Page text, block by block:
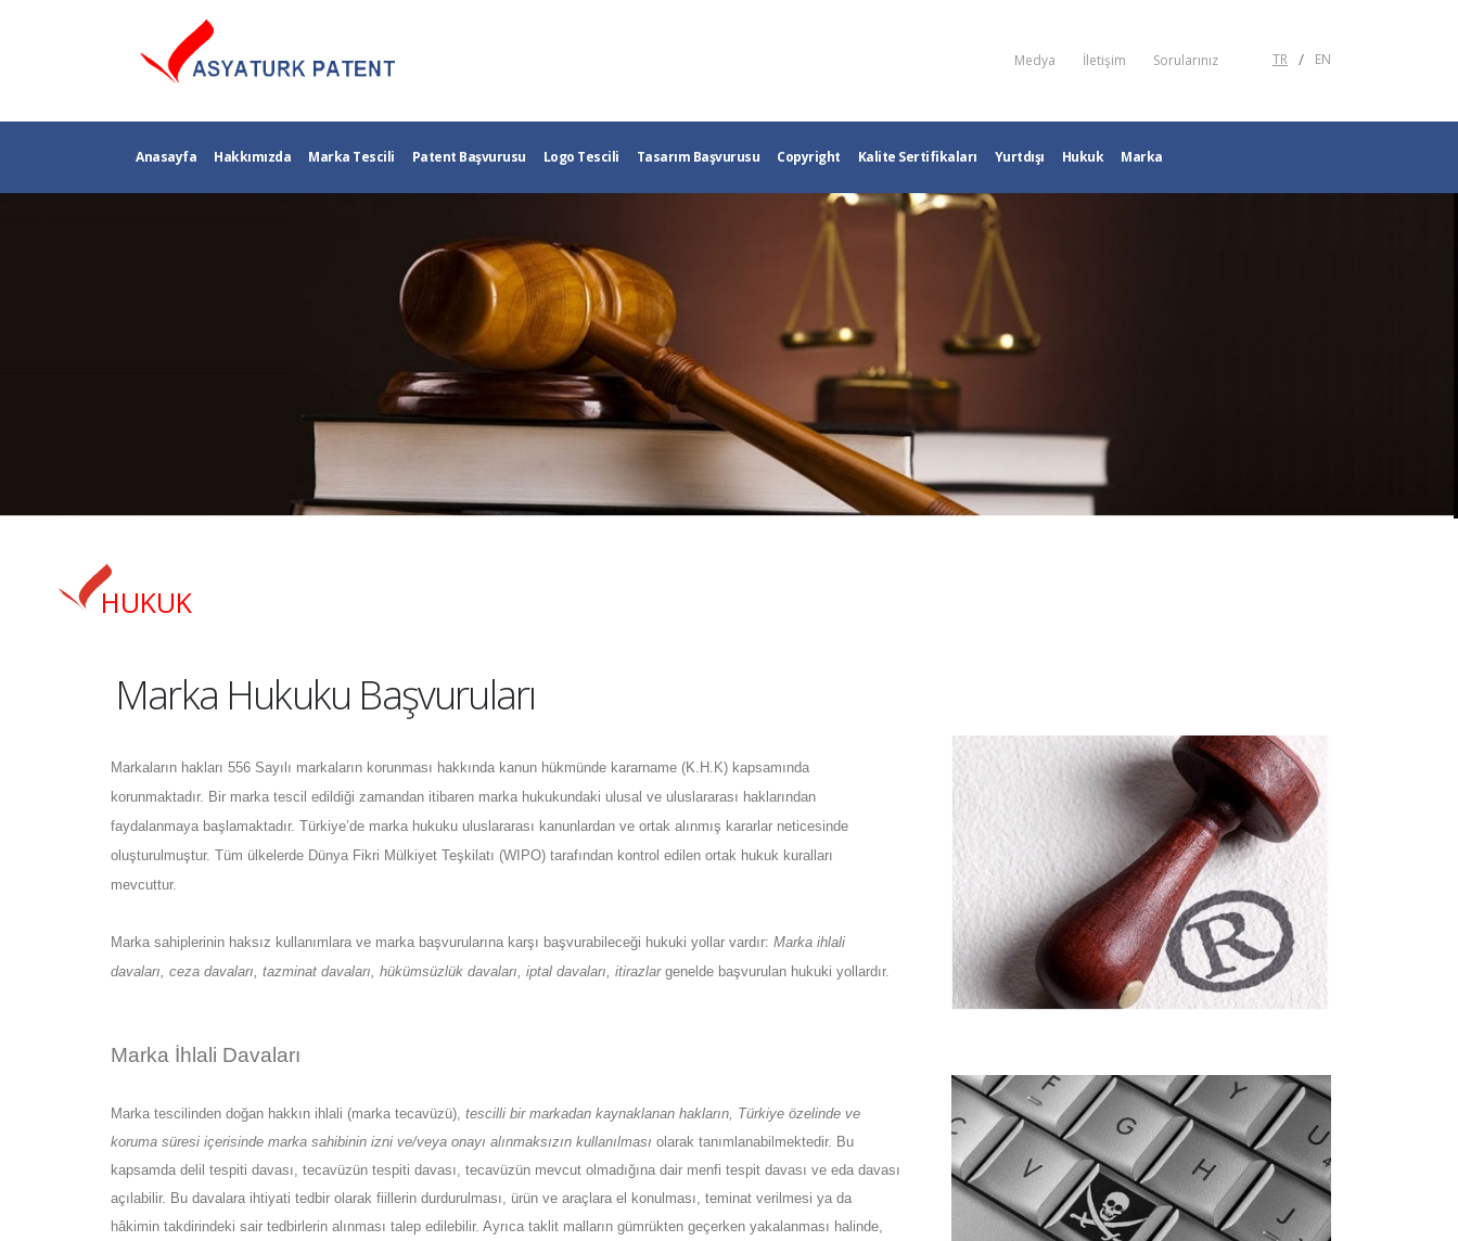
Medya İletişim Sorularınız TR / EN
Anasayfa Hakkımızda Marka Tescili Patent Başvurusu Logo Tescili Tasarım Başvurusu Copyright Kalite Sertifikaları Yurtdışı Hukuk Marka
HUKUK
Marka Hukuku Başvuruları
Markaların hakları 556 Sayılı markaların korunması hakkında kanun hükmünde kararname (K.H.K) kapsamında
korunmaktadır. Bir marka tescil edildiği zamandan itibaren marka hukukundaki ulusal ve uluslararası haklarından
faydalanmaya başlamaktadır. Türkiye’de marka hukuku uluslararası kanunlardan ve ortak alınmış kararlar neticesinde
oluşturulmuştur. Tüm ülkelerde Dünya Fikri Mülkiyet Teşkilatı (WIPO) tarafından kontrol edilen ortak hukuk kuralları
mevcuttur.
Marka sahiplerinin haksız kullanımlara ve marka başvurularına karşı başvurabileceği hukuki yollar vardır: Marka ihlali
davaları, ceza davaları, tazminat davaları, hükümsüzlük davaları, iptal davaları, itirazlar genelde başvurulan hukuki yollardır.
Marka İhlali Davaları
Marka tescilinden doğan hakkın ihlali (marka tecavüzü), tescilli bir markadan kaynaklanan hakların, Türkiye özelinde ve
koruma süresi içerisinde marka sahibinin izni ve/veya onayı alınmaksızın kullanılması olarak tanımlanabilmektedir. Bu
kapsamda delil tespiti davası, tecavüzün tespiti davası, tecavüzün mevcut olmadığına dair menfi tespit davası ve eda davası
açılabilir. Bu davalara ihtiyati tedbir olarak fiillerin durdurulması, ürün ve araçlara el konulması, teminat verilmesi ya da
hâkimin takdirindeki sair tedbirlerin alınması talep edilebilir. Ayrıca taklit malların gümrükten geçerken yakalanması halinde,